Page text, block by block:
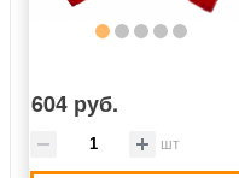
604 руб.
шт